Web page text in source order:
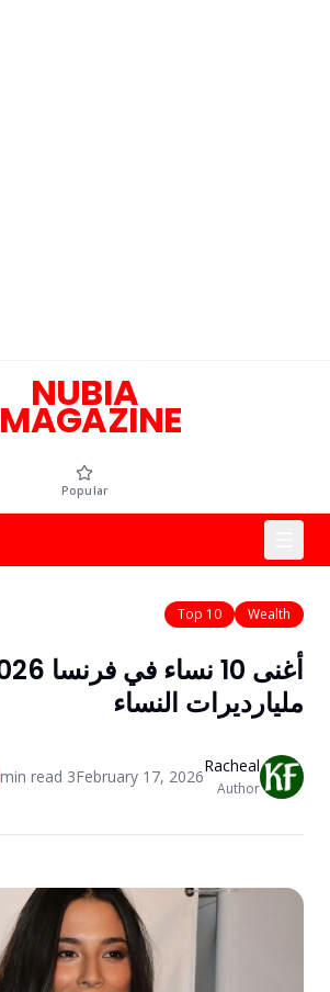
NUBIA
MAGAZINE!
Popular
Wealth
Top 10
مليارديرات النساء
Racheal
Author
February 17, 2026
3